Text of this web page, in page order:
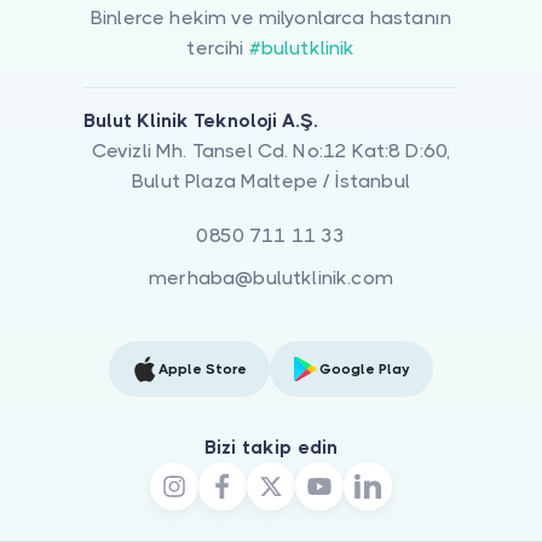
Binlerce hekim ve milyonlarca hastanın
tercihi #bulutklinik
Bulut Klinik Teknoloji A.Ş.
Cevizli Mh. Tansel Cd. No:12 Kat:8 D:60,
Bulut Plaza Maltepe / İstanbul
0850 711 11 33
merhaba@bulutklinik.com
Apple Store Google Play
Bizi takip edin